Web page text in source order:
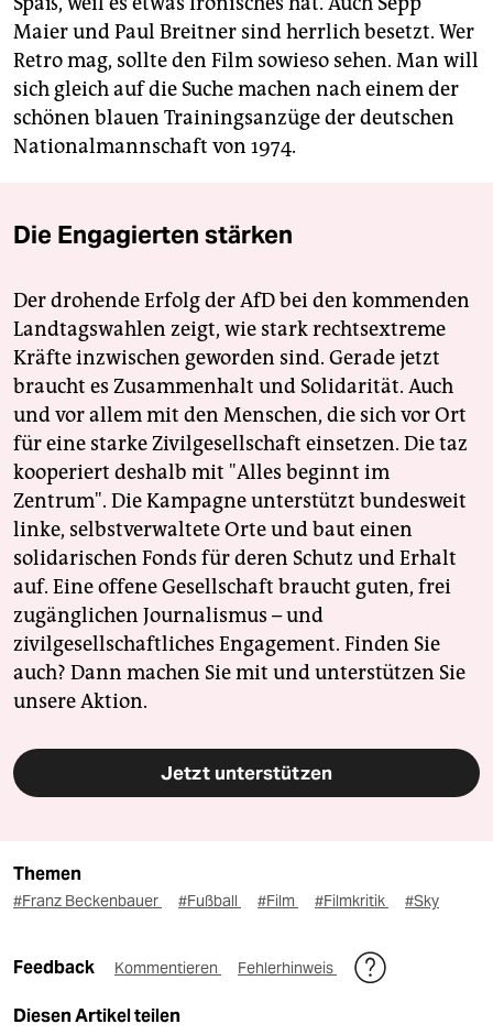
Maier und Paul Breitner sind herrlich besetzt. Wer
Retro mag, sollte den Film sowieso sehen. Man will
sich gleich auf die Suche machen nach einem der
schönen blauen Trainingsanzüge der deutschen
Nationalmannschaft von 1974.
Die Engagierten stärken
Der drohende Erfolg der AfD bei den kommenden
Landtagswahlen zeigt, wie stark rechtsextreme
Kräfte inzwischen geworden sind. Gerade jetzt
braucht es Zusammenhalt und Solidarität. Auch
und vor allem mit den Menschen, die sich vor Ort
für eine starke Zivilgesellschaft einsetzen. Die taz
kooperiert deshalb mit "Alles beginnt im
Zentrum". Die Kampagne unterstützt bundesweit
linke, selbstverwaltete Orte und baut einen
solidarischen Fonds für deren Schutz und Erhalt
auf. Eine offene Gesellschaft braucht guten, frei
zugänglichen Journalismus – und
zivilgesellschaftliches Engagement. Finden Sie
auch? Dann machen Sie mit und unterstützen Sie
unsere Aktion.
Jetzt unterstützen
Themen
#Franz Beckenbauer #Fußball #Film #Filmkritik #Sky
Feedback Kommentieren Fehlerhinweis
Diesen Artikel teilen